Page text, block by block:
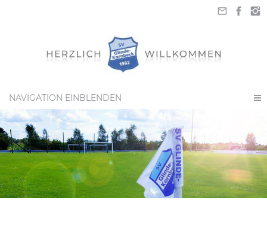
NAVIGATION EINBLENDEN